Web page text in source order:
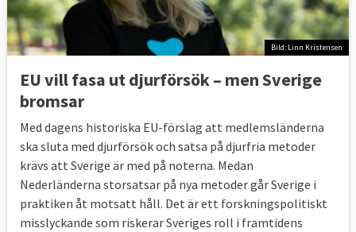
Bild: Linn Kristensen
EU vill fasa ut djurförsök – men Sverige
bromsar
Med dagens historiska EU-förslag att medlemsländerna
ska sluta med djurförsök och satsa på djurfria metoder
krävs att Sverige är med på noterna. Medan
Nederländerna storsatsar på nya metoder går Sverige i
praktiken åt motsatt håll. Det är ett forskningspolitiskt
misslyckande som riskerar Sveriges roll i framtidens